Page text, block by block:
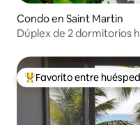
Condo en Saint Martin
Dúplex de 2 dormitorios
Favorito entre
Favorito entre